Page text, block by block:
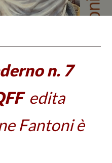
n. 7
edita
Fantoni è